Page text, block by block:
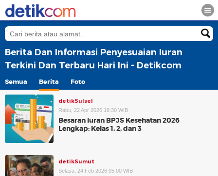
Berita Dan Informasi Penyesuaian Iuran
Terkini Dan Terbaru Hari Ini - Detikcom
Semua Berita Foto
detikSulsel
Rabu, 22 Apr 2026 19:30 WIB
Besaran Iuran BPJS Kesehatan 2026
Lengkap: Kelas 1, 2, dan 3
detikSumut
Selasa, 24 Feb 2026 05:00 WIB